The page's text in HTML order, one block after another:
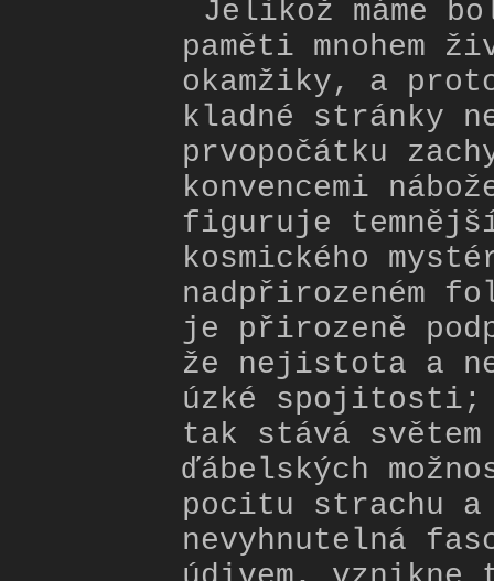
Jelikož máme
paměti mnohem
okamžiky, a
kladné stránky
prvopočátku
konvencemi
figuruje
kosmického
nadpřirozeném
je přirozeně
že nejistota a
úzké spojitosti;
tak stává světem
ďábelských
pocitu strachu a
nevyhnutelná